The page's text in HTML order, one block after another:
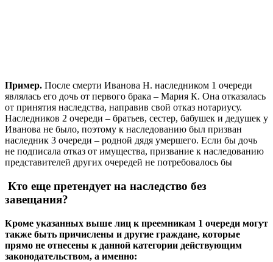
Пример. После смерти Иванова Н. наследником 1 очереди
являлась его дочь от первого брака – Мария К. Она отказалась
от принятия наследства, направив свой отказ нотариусу.
Наследников 2 очереди – братьев, сестер, бабушек и дедушек у
Иванова не было, поэтому к наследованию был призван
наследник 3 очереди – родной дядя умершего. Если бы дочь
не подписала отказ от имущества, призвание к наследованию
представителей других очередей не потребовалось бы
Кто еще претендует на наследство без
завещания?
Кроме указанных выше лиц к преемникам 1 очереди могут
также быть причислены и другие граждане, которые
прямо не отнесены к данной категории действующим
законодательством, а именно: